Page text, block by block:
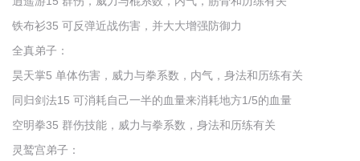
铁布衫35 可反弹近战伤害，并大大增强防御力
全真弟子：
昊天掌5 单体伤害，威力与拳系数，内气，身法和历练有关
同归剑法15 可消耗自己一半的血量来消耗地方1/5的血量
空明拳35 群伤技能，威力与拳系数，身法和历练有关
灵鹫宫弟子：